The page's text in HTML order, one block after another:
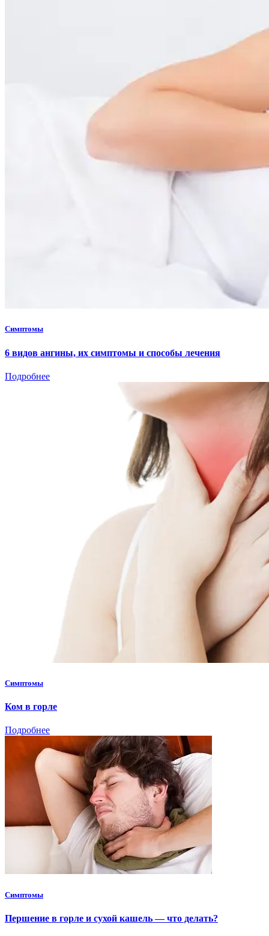
Симптомы
6 видов ангины, их симптомы и способы лечения
Подробнее
Симптомы
Ком в горле
Подробнее
Симптомы
Першение в горле и сухой кашель — что делать?